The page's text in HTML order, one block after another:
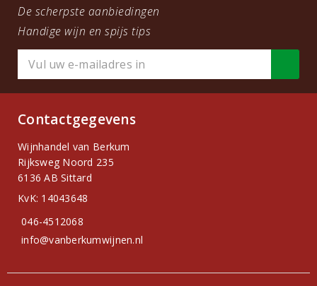
De scherpste aanbiedingen
Handige wijn en spijs tips
Contactgegevens
Wijnhandel van Berkum
Rijksweg Noord 235
6136 AB Sittard
KvK: 14043648
046-4512068
info@vanberkumwijnen.nl